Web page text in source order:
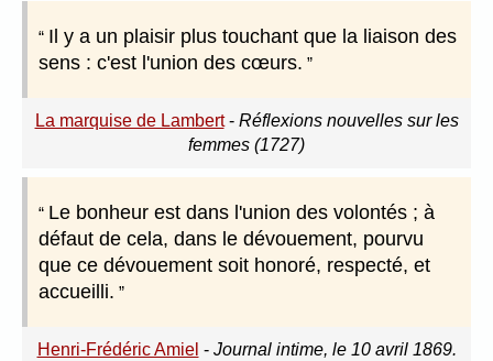
Il y a un plaisir plus touchant que la liaison des
sens : c'est l'union des cœurs.
La marquise de Lambert- Réflexions nouvelles sur les
femmes (1727)
Le bonheur est dans l'union des volontés ; à
défaut de cela, dans le dévouement, pourvu
que ce dévouement soit honoré, respecté, et
accueilli.
Henri-Frédéric Amiel - Journal intime, le 10 avril 1869.